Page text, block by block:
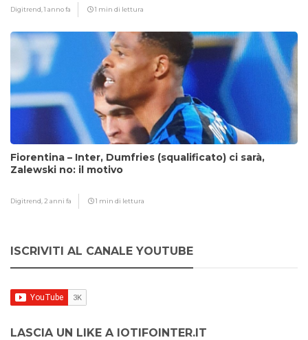
Digitrend,1 anno fa 1 min di lettura
Fiorentina – Inter, Dumfries (squalificato) ci sarà,
Zalewski no: il motivo
Digitrend, 2 anni fa 1 min di lettura
ISCRIVITI AL CANALE YOUTUBE
LASCIA UN LIKE A IOTIFOINTER.IT